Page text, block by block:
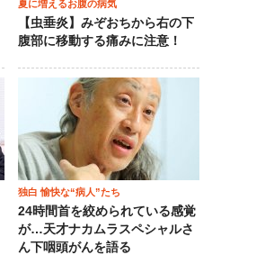
夏に増えるお腹の病気
【虫垂炎】みぞおちから右の下
腹部に移動する痛みに注意！
独白 愉快な“病人”たち
24時間首を絞められている感覚
が…天才ナカムラスペシャルさ
ん下咽頭がんを語る